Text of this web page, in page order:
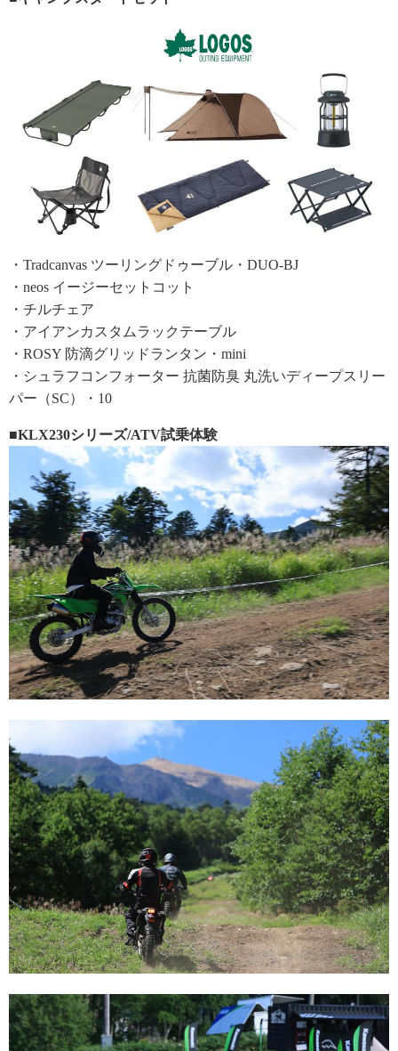
・Tradcanvas ツーリングドゥーブル・DUO-BJ
・neos イージーセットコット
・チルチェア
・アイアンカスタムラックテーブル
・ROSY 防滴グリッドランタン・mini
・シュラフコンフォーター 抗菌防臭 丸洗いディープスリー
パー（SC）・10
■KLX230シリーズ/ATV試乗体験